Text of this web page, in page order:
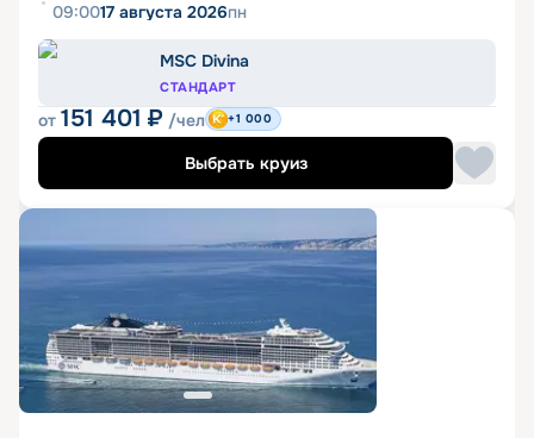
09:0017 августа 2026пн
MSC Divina
СТАНДАРТ
от 151 401 ₽ /чел +1 000
Выбрать круиз